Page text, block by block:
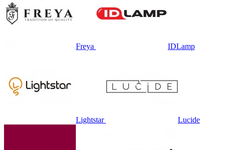
Freya IDLamp
Lightstar Lucide